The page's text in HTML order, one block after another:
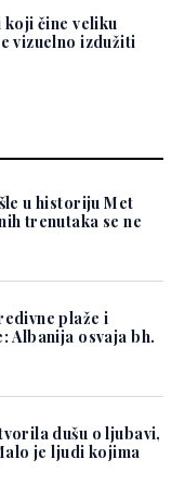
čine veliku
vizuelno izdužiti
u historiju Met
trenutaka se ne
plaže i
Albanija osvaja bh.
dušu o ljubavi,
je ljudi kojima